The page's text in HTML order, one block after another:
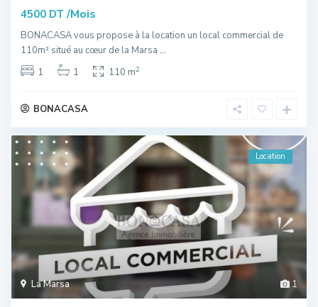
4500 DT /Mois
BONACASA vous propose à la location un local commercial de
110m² situé au cœur de la Marsa ...
1
1 110 m2
BONACASA
1
La Marsa
Location